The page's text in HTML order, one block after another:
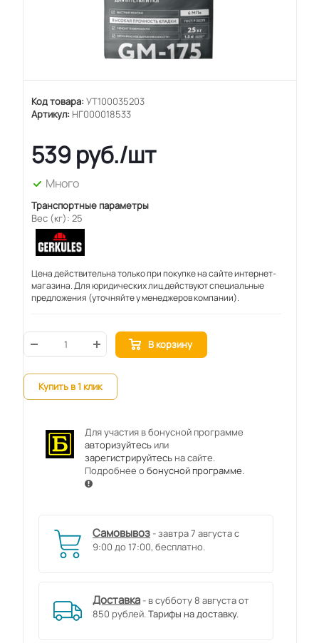
Код товара: УТ100035203
Артикул: НГ000018533
539 руб./шт
Много
Транспортные параметры
Вес (кг): 25
Цена действительна только при покупке на сайте интернет-
магазина. Для юридических лиц действуют специальные
предложения (уточняйте у менеджеров компании).
В корзину
Купить в 1 клик
Для участия в бонусной программе
авторизуйтесьили
зарегистрируйтесьна сайте.
Подробнее обонусной программе.
Самовывоз - завтра 7 августа с
9:00 до 17:00, бесплатно.
Доставка - в субботу 8 августа от
850 рублей.Тарифы на доставку.